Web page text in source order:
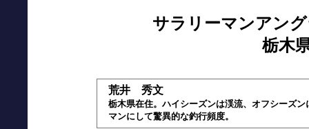
サラリーマンアン
栃木
荒井 秀文
栃木県在住。ハイシーズンは渓流、オフシーズ
マンにして驚異的な釣行頻度。